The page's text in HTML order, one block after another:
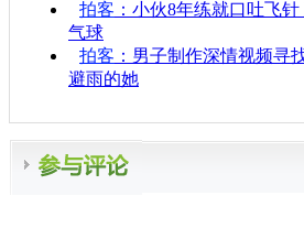
拍客 ：小伙8年练就口吐飞
气球
拍客 ：男子制作深情视频寻
避雨的她